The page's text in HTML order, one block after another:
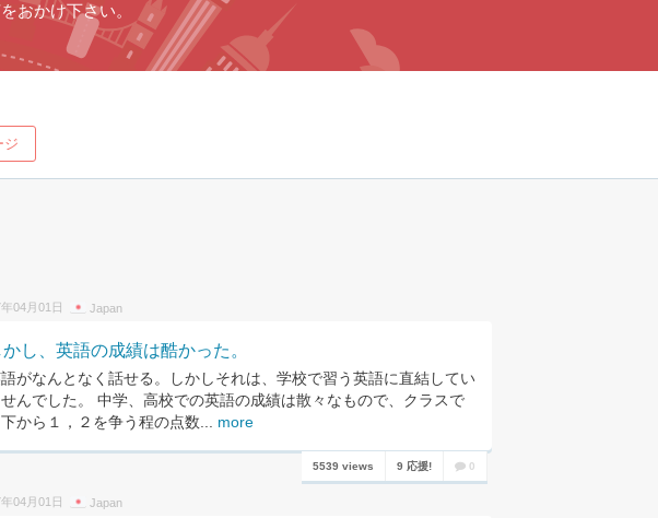
おかけ下さい。
ジ
かし、英語の成績は酷かった。
がなんとなく話せる。しかしそれは、学校で習う英語に直結してい
せんでした。 中学、高校での英語の成績は散々なもので、クラスで
下から１，２を争う程の点数... more
04月01日 Japan
5539 views 9 応援! 0
04月01日 Japan